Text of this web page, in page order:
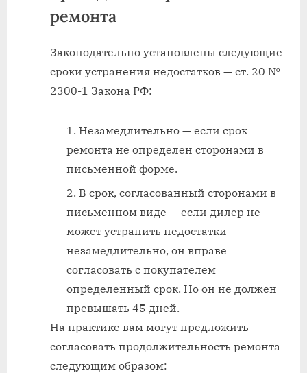
ремонта
Законодательно установлены следующие
сроки устранения недостатков — ст. 20 №
2300-1 Закона РФ:
Незамедлительно — если срок
ремонта не определен сторонами в
письменной форме.
В срок, согласованный сторонами в
письменном виде — если дилер не
может устранить недостатки
незамедлительно, он вправе
согласовать с покупателем
определенный срок. Но он не должен
превышать 45 дней.
На практике вам могут предложить
согласовать продолжительность ремонта
следующим образом: